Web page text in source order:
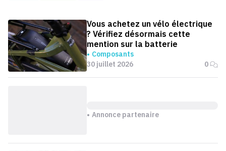
Vous achetez un vélo électrique
? Vérifiez désormais cette
mention sur la batterie
Composants
30 juillet 2026
0
Annonce partenaire